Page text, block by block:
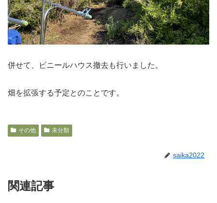
併せて、ビニールハウス撤去も行いました。
畑を拡張する予定とのことです。
その他 未分類
saika2022
関連記事